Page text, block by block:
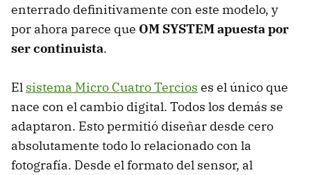
enterrado definitivamente con este modelo, y
por ahora parece que OM SYSTEM apuesta por
ser continuista.
El sistema Micro Cuatro Tercios es el único que
nace con el cambio digital. Todos los demás se
adaptaron. Esto permitió diseñar desde cero
absolutamente todo lo relacionado con la
fotografía. Desde el formato del sensor, al